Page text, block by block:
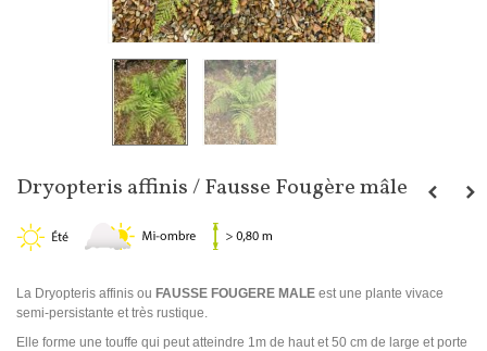
Dryopteris affinis / Fausse Fougère mâle
La Dryopteris affinis ou FAUSSE FOUGERE MALE est une plante vivace
semi-persistante et très rustique.
Elle forme une touffe qui peut atteindre 1m de haut et 50 cm de large et porte